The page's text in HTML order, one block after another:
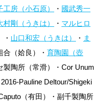
房（小石原） ・ 國武秀一
村剛（うきは） ・ マルヒロ
山口和宏（うきは） ・ ま
合（姶良）・ 育陶園（壺
製陶所（常滑）・Cor Unum
Pauline Deltour/Shigeki
（有田）・副千製陶所